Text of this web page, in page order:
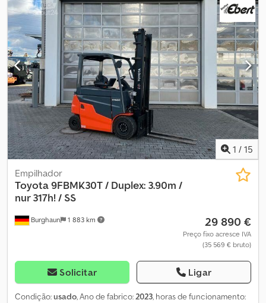
1 / 15
Burghaun 1 883 km
Empilhador
Toyota9FBMK30T / Duplex: 3.90m /
nur 317h! / SS
29 890 €
Preço fixo acresce IVA
(35 569 € bruto)
Solicitar Ligar
Condição:usado, Ano de fabrico:2023, horas de funcionamento: